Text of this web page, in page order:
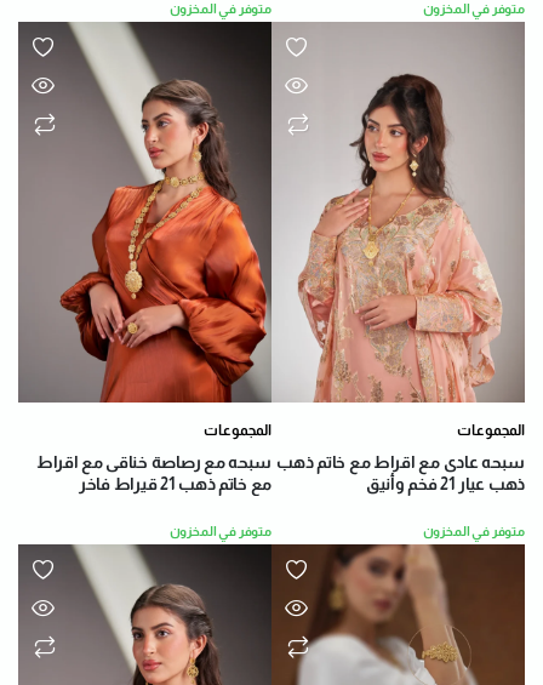
متوفر في المخزون متوفر في المخزون
المجموعات
سبحه مع رصاصة خناقى مع اقراط
مع خاتم ذهب 21 قيراط فاخر
متوفر في المخزون
المجموعات
سبحه عادى مع اقراط مع خاتم ذهب
ذهب عيار 21 فخم وأنيق
متوفر في المخزون